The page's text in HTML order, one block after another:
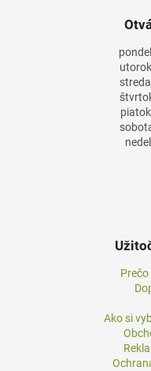
utorok
streda
piatok
Ako si